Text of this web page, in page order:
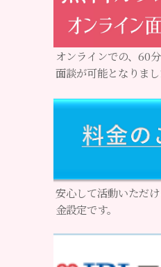
オンラインでの、60
面談が可能となりまし
安心して活動いただ
金設定です。